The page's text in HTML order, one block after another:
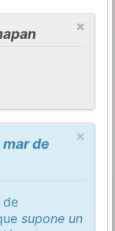
×
×
de
de
supone un